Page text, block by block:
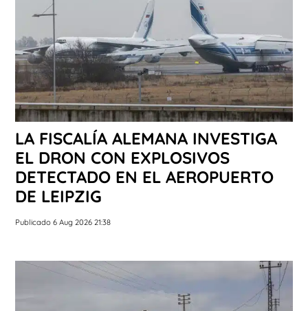
LA FISCALÍA ALEMANA INVESTIGA
EL DRON CON EXPLOSIVOS
DETECTADO EN EL AEROPUERTO
DE LEIPZIG
Publicado 6 Aug 2026 21:38